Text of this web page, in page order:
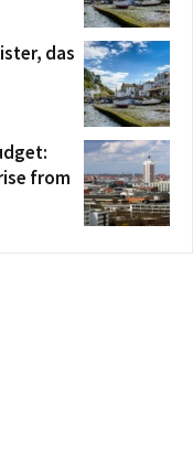
das
from